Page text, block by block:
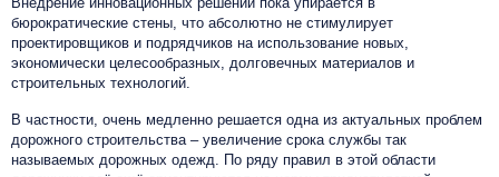
бюрократические стены, что абсолютно не стимулирует
проектировщиков и подрядчиков на использование новых,
экономически целесообразных, долговечных материалов и
строительных технологий.
В частности, очень медленно решается одна из актуальных проблем
дорожного строительства – увеличение срока службы так
называемых дорожных одежд. По ряду правил в этой области